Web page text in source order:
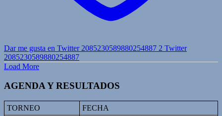
Dar me gusta en Twitter 2085230589880254887 2 Twitter
2085230589880254887
Load More
AGENDA Y RESULTADOS
TORNEO
FECHA